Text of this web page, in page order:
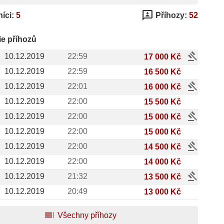
5 3p Příhozy: 52
příhozů
10.12.2019
22:59 17 000 Kč gavel
10.12.2019 22:59
16 500 Kč
10.12.2019
22:01 16 000 Kč gavel
10.12.2019 22:00
15 500 Kč
10.12.2019
22:00 15 000 Kč gavel
10.12.2019 22:00
15 000 Kč
10.12.2019
22:00 14 500 Kč gavel
10.12.2019 22:00
14 000 Kč
10.12.2019
21:32 13 500 Kč gavel
10.12.2019 20:49 13 000 Kč
toc Všechny příhozy